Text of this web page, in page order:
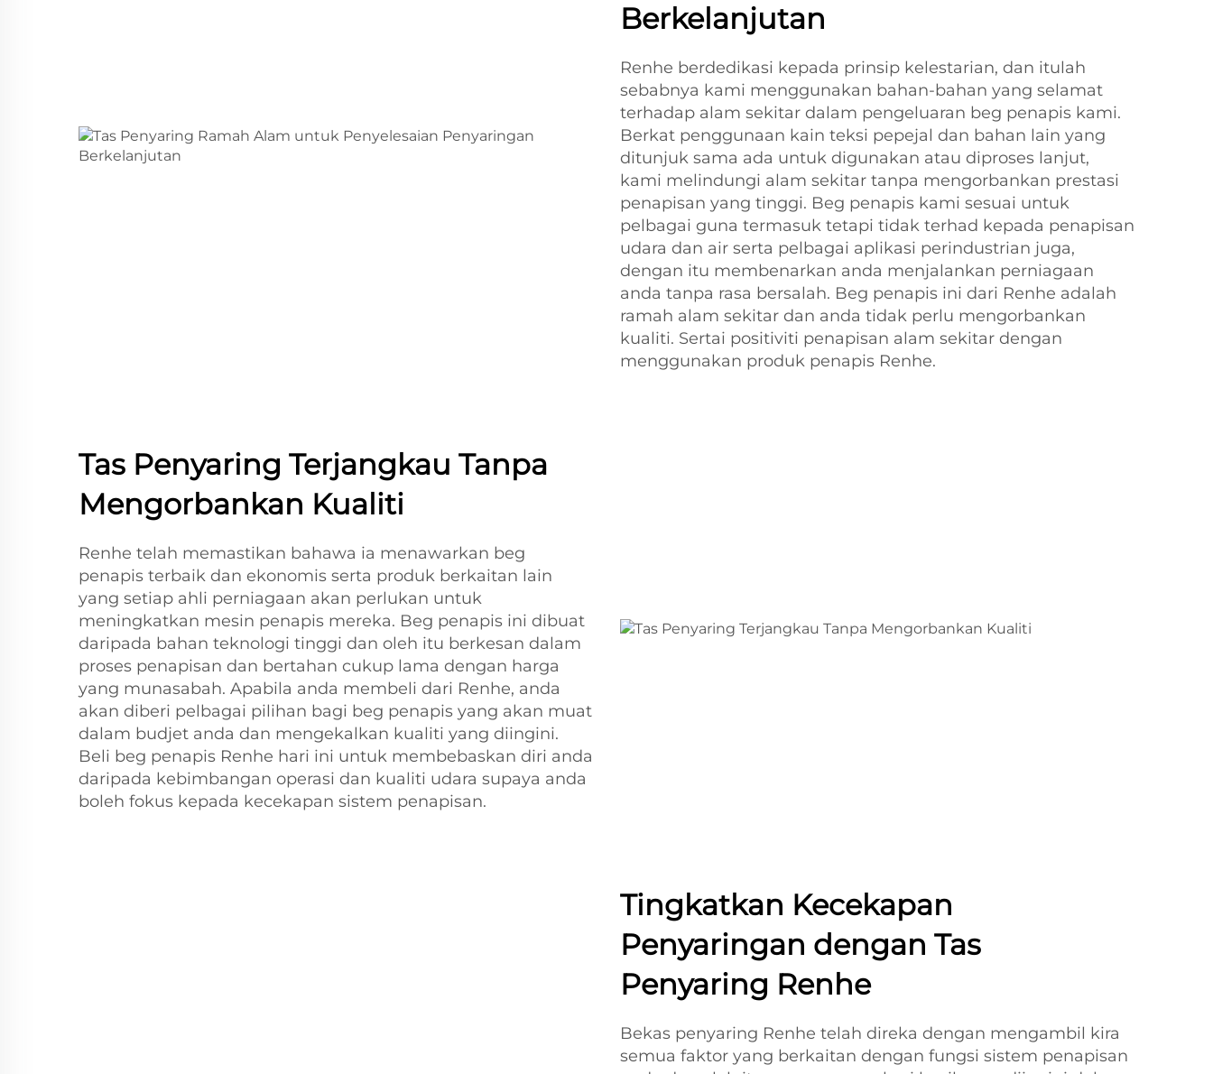
Berkelanjutan
Renhe berdedikasi kepada prinsip kelestarian, dan itulah
sebabnya kami menggunakan bahan-bahan yang selamat
terhadap alam sekitar dalam pengeluaran beg penapis kami.
Berkat penggunaan kain teksi pepejal dan bahan lain yang
ditunjuk sama ada untuk digunakan atau diproses lanjut,
kami melindungi alam sekitar tanpa mengorbankan prestasi
penapisan yang tinggi. Beg penapis kami sesuai untuk
pelbagai guna termasuk tetapi tidak terhad kepada penapisan
udara dan air serta pelbagai aplikasi perindustrian juga,
dengan itu membenarkan anda menjalankan perniagaan
anda tanpa rasa bersalah. Beg penapis ini dari Renhe adalah
ramah alam sekitar dan anda tidak perlu mengorbankan
kualiti. Sertai positiviti penapisan alam sekitar dengan
menggunakan produk penapis Renhe.
Tas Penyaring Terjangkau Tanpa
Mengorbankan Kualiti
Renhe telah memastikan bahawa ia menawarkan beg
penapis terbaik dan ekonomis serta produk berkaitan lain
yang setiap ahli perniagaan akan perlukan untuk
meningkatkan mesin penapis mereka. Beg penapis ini dibuat
daripada bahan teknologi tinggi dan oleh itu berkesan dalam
proses penapisan dan bertahan cukup lama dengan harga
yang munasabah. Apabila anda membeli dari Renhe, anda
akan diberi pelbagai pilihan bagi beg penapis yang akan muat
dalam budjet anda dan mengekalkan kualiti yang diingini.
Beli beg penapis Renhe hari ini untuk membebaskan diri anda
daripada kebimbangan operasi dan kualiti udara supaya anda
boleh fokus kepada kecekapan sistem penapisan.
Tingkatkan Kecekapan
Penyaringan dengan Tas
Penyaring Renhe
Bekas penyaring Renhe telah direka dengan mengambil kira
semua faktor yang berkaitan dengan fungsi sistem penapisan